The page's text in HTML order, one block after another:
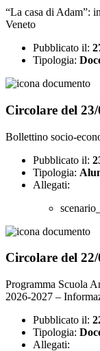
“La casa di Adam”:
Veneto
Pubblicato il:
Tipologia:
Circolare del
Bollettino socio-
Pubblicato il:
Tipologia:
Allegati:
Circolare del
Programma Scuola
2026-2027 –
Pubblicato il:
Tipologia:
Allegati: